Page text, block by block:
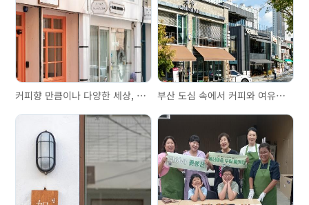
커피향 만큼이나 다양한 세상, 전포카페거리와 전포공구길 부산 도심 속에서 커피와 여유를 느낄 수 있는 온천천카페거리